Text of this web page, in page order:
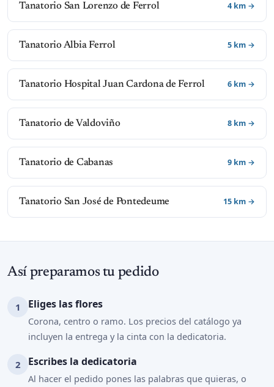
Tanatorio San Lorenzo de Ferrol 4 km →
Tanatorio Albia Ferrol 5 km →
Tanatorio Hospital Juan Cardona de Ferrol 6 km →
Tanatorio de Valdoviño 8 km →
Tanatorio de Cabanas 9 km →
Tanatorio San José de Pontedeume 15 km →
Así preparamos tu pedido
Eliges las flores
Corona, centro o ramo. Los precios del catálogo ya
incluyen la entrega y la cinta con la dedicatoria.
Escribes la dedicatoria
Al hacer el pedido pones las palabras que quieras, o